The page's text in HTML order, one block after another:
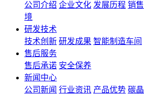
公司介绍 企业文化 发展历程 销
境
研发技术
技术创新 研发成果 智能制造车间
售后服务
售后承诺 安全保养
新闻中心
公司新闻 行业资讯 产品优势 碳